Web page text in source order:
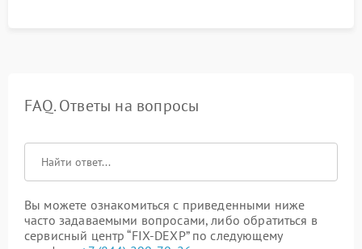
FAQ. Ответы на вопросы
Вы можете ознакомиться с приведенными ниже
часто задаваемыми вопросами, либо обратиться в
сервисный центр “FIX-DEXP” по следующему